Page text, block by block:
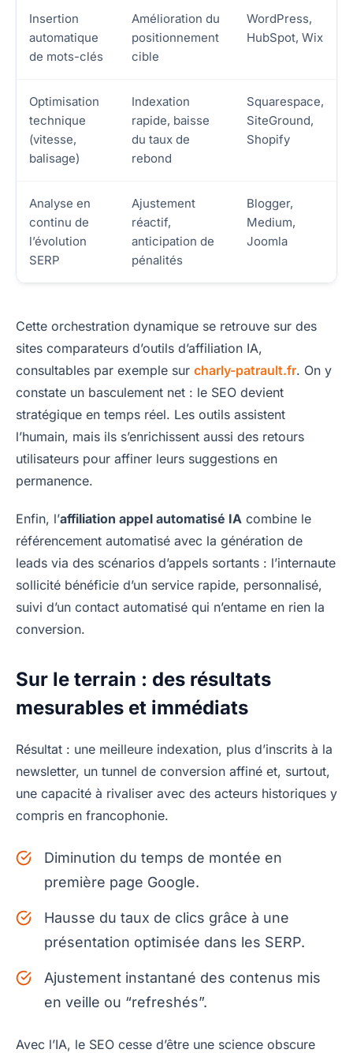
Insertion
automatique
de mots-clés
Amélioration du
positionnement
cible
WordPress,
HubSpot, Wix
Optimisation
technique
(vitesse,
balisage)
Indexation
rapide, baisse
du taux de
rebond
Squarespace,
SiteGround,
Shopify
Analyse en
continu de
l’évolution
SERP
Ajustement
réactif,
anticipation de
pénalités
Blogger,
Medium,
Joomla
Cette orchestration dynamique se retrouve sur des
sites comparateurs d’outils d’affiliation IA,
consultables par exemple sur charly-patrault.fr. On y
constate un basculement net : le SEO devient
stratégique en temps réel. Les outils assistent
l’humain, mais ils s’enrichissent aussi des retours
utilisateurs pour affiner leurs suggestions en
permanence.
Enfin, l’affiliation appel automatisé IA combine le
référencement automatisé avec la génération de
leads via des scénarios d’appels sortants : l’internaute
sollicité bénéficie d’un service rapide, personnalisé,
suivi d’un contact automatisé qui n’entame en rien la
conversion.
Sur le terrain : des résultats
mesurables et immédiats
Résultat : une meilleure indexation, plus d’inscrits à la
newsletter, un tunnel de conversion affiné et, surtout,
une capacité à rivaliser avec des acteurs historiques y
compris en francophonie.
Diminution du temps de montée en
première page Google.
Hausse du taux de clics grâce à une
présentation optimisée dans les SERP.
Ajustement instantané des contenus mis
en veille ou “refreshés”.
Avec l’IA, le SEO cesse d’être une science obscure